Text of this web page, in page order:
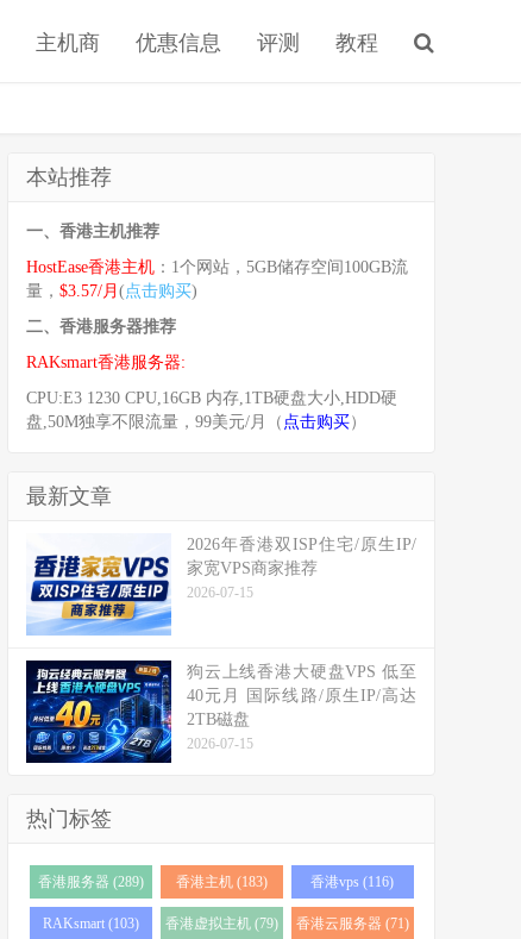
主机商 优惠信息 评测 教程
本站推荐
一、香港主机推荐
HostEase香港主机 ：1个网站，5GB储存空间100GB流
量， $3.57/月 ( 点击购买)
二、香港服务器推荐
RAKsmart香港服务器:
CPU:E3 1230 CPU,16GB 内存,1TB硬盘大小,HDD硬
盘,50M独享不限流量，99美元/月（ 点击购买）
最新文章
2026年香港双ISP住宅/原生IP/
家宽VPS商家推荐
2026-07-15
狗云上线香港大硬盘VPS 低至
40元月 国际线路/原生IP/高达
2TB磁盘
2026-07-15
热门标签
香港服务器 (289) 香港主机 (183) 香港vps (116)
RAKsmart (103) 香港虚拟主机 (79) 香港云服务器 (71)